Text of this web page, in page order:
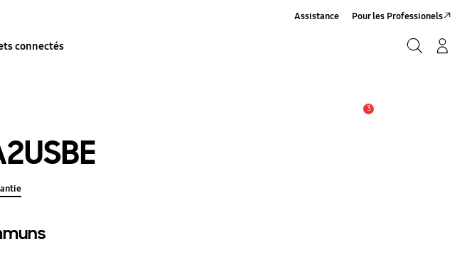
connectés
Assistance Pour les Professionels
3